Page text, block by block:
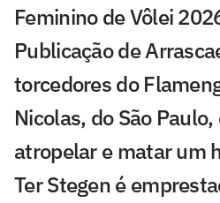
Feminino de Vôlei
Publicação de
torcedores do
Nicolas, do São
atropelar e matar um
Ter Stegen é